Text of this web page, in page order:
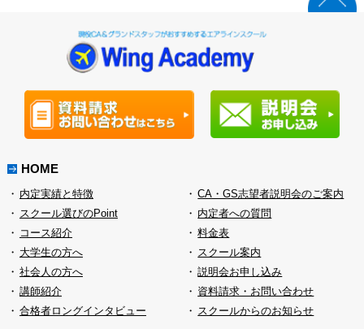
HOME
内定実績と特徴
スクール選びのPoint
コース紹介
大学生の方へ
社会人の方へ
講師紹介
合格者ロングインタビュー
CA・GS志望者説明会のご案内
内定者への質問
料金表
スクール案内
説明会お申し込み
資料請求・お問い合わせ
スクールからのお知らせ